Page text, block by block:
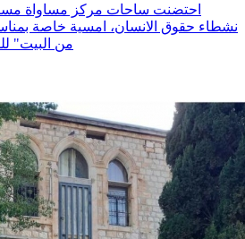
احتضنت ساحات مركز مساواة مساء
نشطاء حقوق الانسان، امسية خاصة
من البيت"